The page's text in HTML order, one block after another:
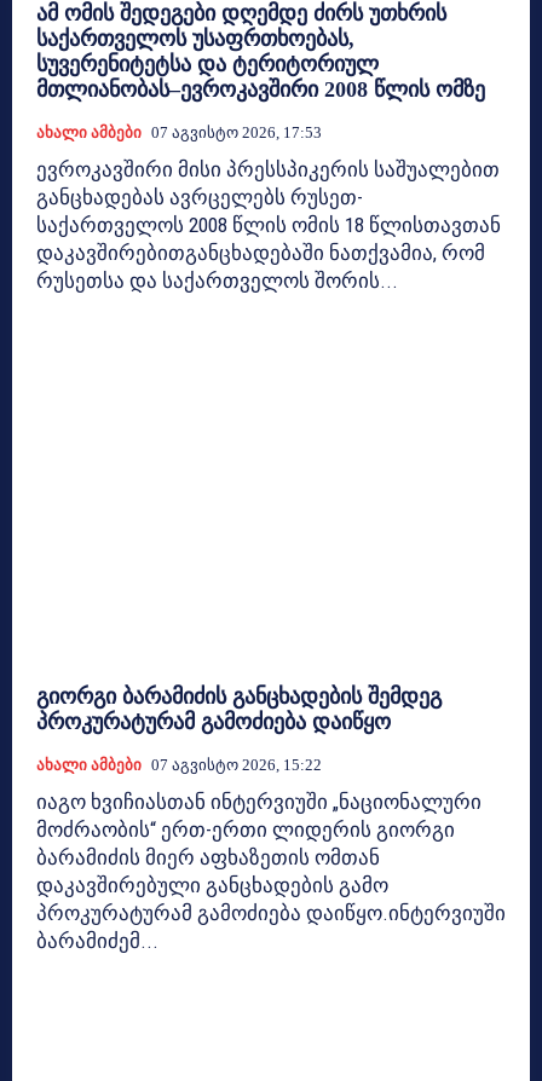
ამ ომის შედეგები დღემდე ძირს უთხრის
საქართველოს უსაფრთხოებას,
სუვერენიტეტსა და ტერიტორიულ
მთლიანობას–ევროკავშირი 2008 წლის ომზე
Ახალი Ამბები 07 Აგვისტო 2026, 17:53
ევროკავშირი მისი პრესსპიკერის საშუალებით
განცხადებას ავრცელებს რუსეთ-
საქართველოს 2008 წლის ომის 18 წლისთავთან
დაკავშირებითგანცხადებაში ნათქვამია, რომ
რუსეთსა და საქართველოს შორის...
გიორგი ბარამიძის განცხადების შემდეგ
პროკურატურამ გამოძიება დაიწყო
Ახალი Ამბები 07 Აგვისტო 2026, 15:22
იაგო ხვიჩიასთან ინტერვიუში „ნაციონალური
მოძრაობის“ ერთ-ერთი ლიდერის გიორგი
ბარამიძის მიერ აფხაზეთის ომთან
დაკავშირებული განცხადების გამო
პროკურატურამ გამოძიება დაიწყო.ინტერვიუში
ბარამიძემ...